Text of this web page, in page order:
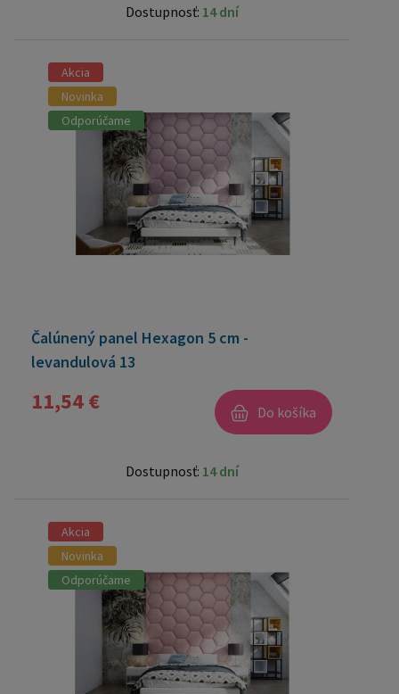
Dostupnosť: 14 dní
Akcia
Novinka
Odporúčame
Čalúnený panel Hexagon 5 cm -
levandulová 13
11,54 € Do košíka
Dostupnosť: 14 dní
Akcia
Novinka
Odporúčame